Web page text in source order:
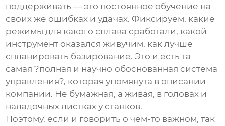
поддерживать — это постоянное обучение на
своих же ошибках и удачах. Фиксируем, какие
режимы для какого сплава сработали, какой
инструмент оказался живучим, как лучше
спланировать базирование. Это и есть та
самая ?полная и научно обоснованная система
управления?, которая упомянута в описании
компании. Не бумажная, а живая, в головах и
наладочных листках у станков.
Поэтому, если и говорить о чем-то важном, так